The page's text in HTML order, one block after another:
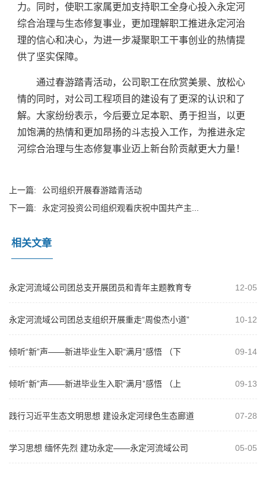
力。同时，使职工家属更加支持职工全身心投入永定河
综合治理与生态修复事业，更加理解职工推进永定河治
理的信心和决心，为进一步凝聚职工干事创业的热情提
供了坚实保障。
通过春游踏青活动，公司职工在欣赏美景、放松心
情的同时，对公司工程项目的建设有了更深的认识和了
解。大家纷纷表示，今后要立足本职、勇于担当，以更
加饱满的热情和更加昂扬的斗志投入工作，为推进永定
河综合治理与生态修复事业迈上新台阶贡献更大力量！
上一篇:
公司组织开展春游踏青活动
下一篇:
永定河投资公司组织观看庆祝中国共产主...
相关文章
永定河流域公司团总支开展团员和青年主题教育专
12-05
永定河流域公司团总支组织开展重走“周俊杰小道”
10-12
倾听“新”声——新进毕业生入职“满月”感悟 （下
09-14
倾听“新”声——新进毕业生入职“满月”感悟 （上
09-13
践行习近平生态文明思想 建设永定河绿色生态廊道
07-28
学习思想 缅怀先烈 建功永定——永定河流域公司
05-05